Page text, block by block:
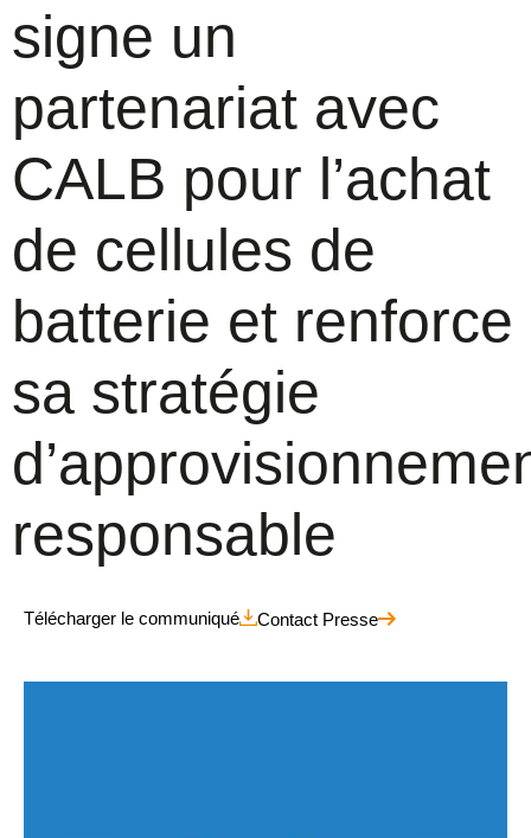
signe un
partenariat avec
CALB pour l’achat
de cellules de
batterie et renforce
sa stratégie
responsable
Télécharger le communiqué Contact Presse